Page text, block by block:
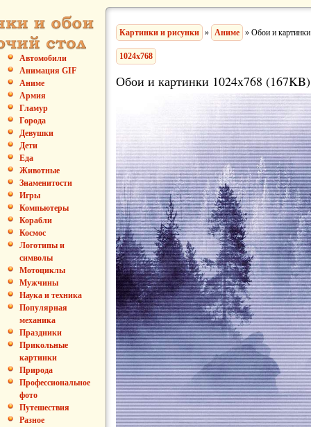
Автомобили
Анимация GIF
Аниме
Армия
Гламур
Города
Девушки
Дети
Еда
Животные
Знаменитости
Игры
Компьютеры
Корабли
Космос
Логотипы и
символы
Мотоциклы
Мужчины
Наука и техника
Популярная
механика
Праздники
Прикольные
картинки
Природа
Профессиональное
фото
Путешествия
Разное
Картинки и рисунки » Аниме » Обои и картинки
1024x768
Обои и картинки 1024x768 (167KB)